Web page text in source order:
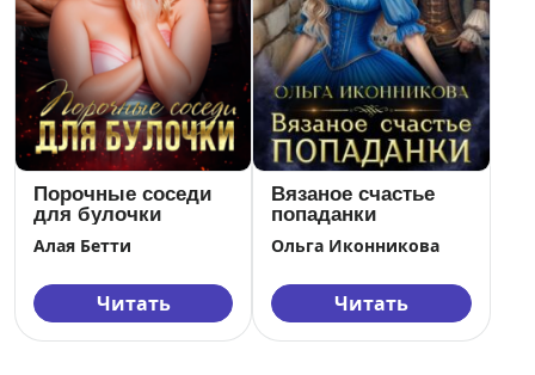
Порочные соседи
для булочки
Алая Бетти
Читать
Вязаное счастье
попаданки
Ольга Иконникова
Читать